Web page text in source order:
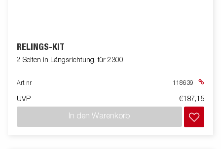
RELINGS-KIT
2 Seiten in Längsrichtung, für 2300
Art nr 118639
UVP €187,15
In den Warenkorb